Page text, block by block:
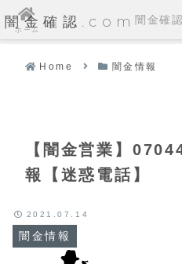
闇金確認.com
Home 闇金情報
【闇金営業】
報【迷惑電話】
闇金情報
2021.07.14
ホーム
闇金確